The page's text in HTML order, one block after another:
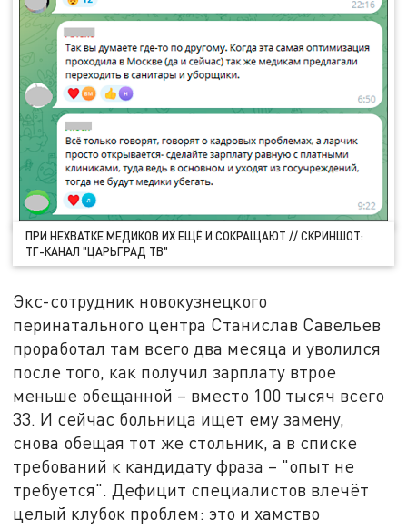
ПРИ НЕХВАТКЕ МЕДИКОВ ИХ ЕЩЁ И СОКРАЩАЮТ // СКРИНШОТ:
ТГ-КАНАЛ "ЦАРЬГРАД ТВ"
Экс-сотрудник новокузнецкого
перинатального центра Станислав Савельев
проработал там всего два месяца и уволился
после того, как получил зарплату втрое
меньше обещанной – вместо 100 тысяч всего
33. И сейчас больница ищет ему замену,
снова обещая тот же стольник, а в списке
требований к кандидату фраза – "опыт не
требуется". Дефицит специалистов влечёт
целый клубок проблем: это и хамство